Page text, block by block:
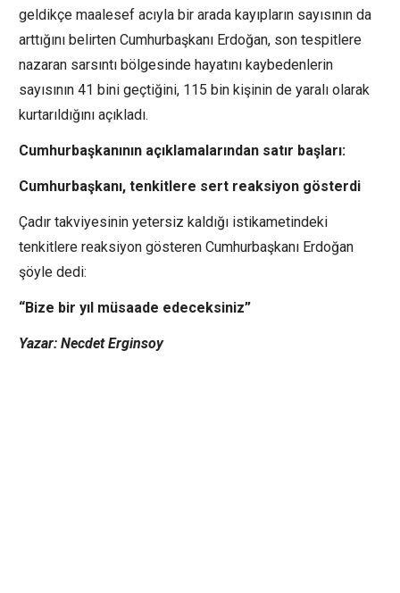
geldikçe maalesef acıyla bir arada kayıpların sayısının da
arttığını belirten Cumhurbaşkanı Erdoğan, son tespitlere
nazaran sarsıntı bölgesinde hayatını kaybedenlerin
sayısının 41 bini geçtiğini, 115 bin kişinin de yaralı olarak
kurtarıldığını açıkladı.
Cumhurbaşkanının açıklamalarından satır başları:
Cumhurbaşkanı, tenkitlere sert reaksiyon gösterdi
Çadır takviyesinin yetersiz kaldığı istikametindeki
tenkitlere reaksiyon gösteren Cumhurbaşkanı Erdoğan
şöyle dedi:
“Bize bir yıl müsaade edeceksiniz”
Yazar: Necdet Erginsoy